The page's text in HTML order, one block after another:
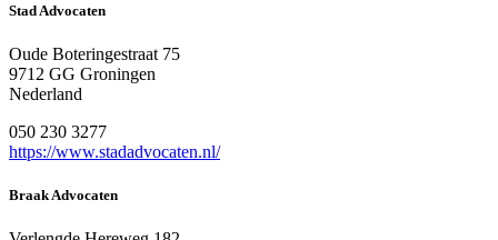
Stad Advocaten
Oude Boteringestraat 75
9712 GG Groningen
Nederland
050 230 3277
https://www.stadadvocaten.nl/
Braak Advocaten